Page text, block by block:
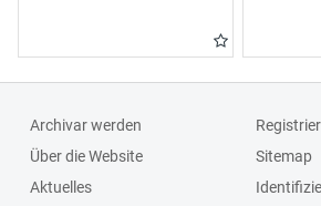
Archivar werden
Über die Website
Aktuelles
Sitemap